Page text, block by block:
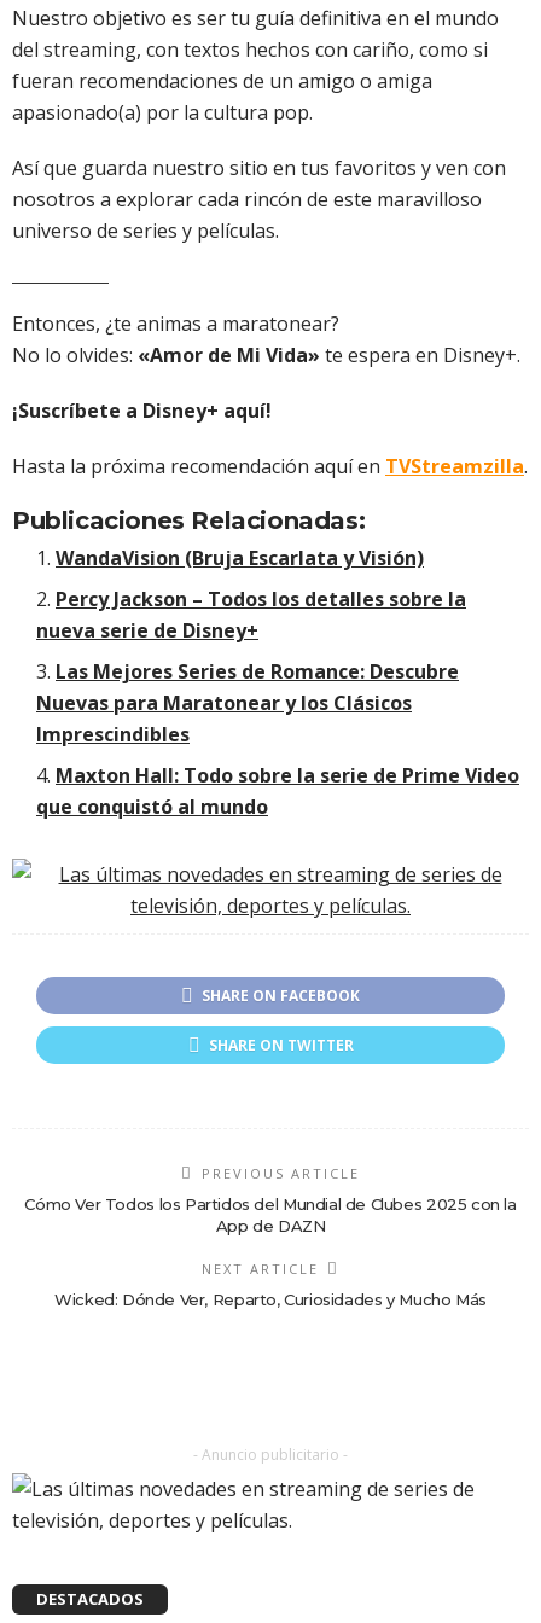
Nuestro objetivo es ser tu guía definitiva en el mundo
del streaming, con textos hechos con cariño, como si
fueran recomendaciones de un amigo o amiga
apasionado(a) por la cultura pop.
Así que guarda nuestro sitio en tus favoritos y ven con
nosotros a explorar cada rincón de este maravilloso
universo de series y películas.
Entonces, ¿te animas a maratonear?
No lo olvides: «Amor de Mi Vida» te espera en Disney+.
¡Suscríbete a Disney+ aquí!
Hasta la próxima recomendación aquí en TVStreamzilla.
Publicaciones Relacionadas:
WandaVision (Bruja Escarlata y Visión)
Percy Jackson – Todos los detalles sobre la
nueva serie de Disney+
Las Mejores Series de Romance: Descubre
Nuevas para Maratonear y los Clásicos
Imprescindibles
Maxton Hall: Todo sobre la serie de Prime Video
que conquistó al mundo
SHARE ON FACEBOOK
SHARE ON TWITTER
PREVIOUS ARTICLE
Cómo Ver Todos los Partidos del Mundial de Clubes 2025 con la
App de DAZN
NEXT ARTICLE
Wicked: Dónde Ver, Reparto, Curiosidades y Mucho Más
- Anuncio publicitario -
DESTACADOS